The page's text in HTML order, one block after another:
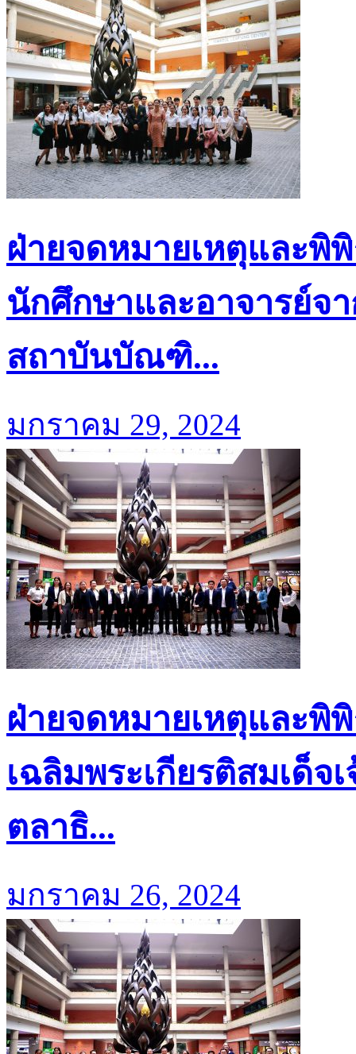
ฝ่ายจดหมายเหตุและ
นักศึกษาและอาจารย์จ
สถาบันบัณฑิ...
มกราคม 29, 2024
ฝ่ายจดหมายเหตุและพิ
เฉลิมพระเกียรติสมเด็
ตลาธิ...
มกราคม 26, 2024